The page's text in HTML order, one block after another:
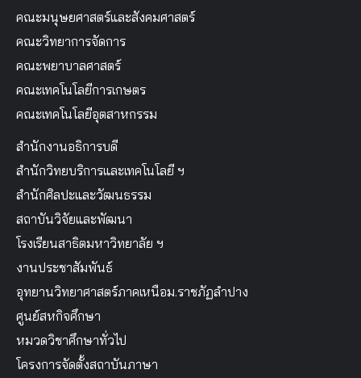
คณะมนุษยศาสตร์และสังคมศาสตร์
คณะวิทยาการจัดการ
คณะพยาบาลศาสตร์
คณะเทคโนโลยีการเกษตร
คณะเทคโนโลยีอุตสาหกรรม
สำนักงานอธิการบดี
สำนักวิทยบริการและเทคโนโลยี ฯ
สำนักศิลปะและวัฒนธรรม
สถาบันวิจัยและพัฒนา
โรงเรียนสาธิตมหาวิทยาลัย ฯ
งานประชาสัมพันธ์
อุทยานวิทยาศาสตร์ภาคเหนือม.ราชภัฏลำปาง
ศูนย์สหกิจศึกษา
หมวดวิชาศึกษาทั่วไป
โครงการจัดตั้งสถาบันภาษา